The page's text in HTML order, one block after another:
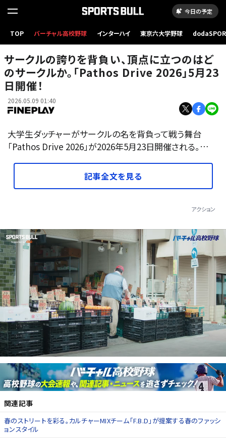
今日の予定
TOP バーチャル高校野球 インターハイ 東京六大学野球
サークルの誇りを背負い、頂点に立つのはど
のサークルか。「Pathos Drive 2026」5月23
日開催！
2026.05.09 01:40
大学生ダッチャーがサークルの名を背負って戦う舞台
「Pathos Drive 2026」が2026年5月23日開催される。…
記事全文を見る
アクション
関連記事
春のストリートを彩る。カルチャーMIXチーム「F.B.D」が提案する春のファッシ
ョンスタイル